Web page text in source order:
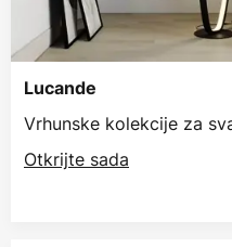
Lucande
Vrhunske kolekcije za
Otkrijte sada